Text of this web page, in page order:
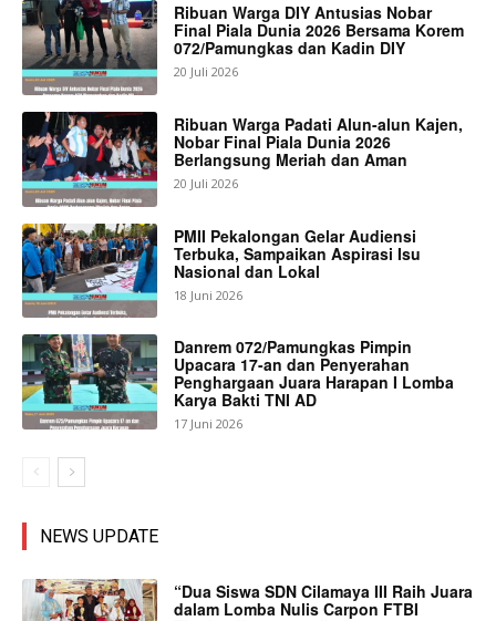
Ribuan Warga DIY Antusias Nobar
Final Piala Dunia 2026 Bersama Korem
072/Pamungkas dan Kadin DIY
20 Juli 2026
Ribuan Warga Padati Alun-alun Kajen,
Nobar Final Piala Dunia 2026
Berlangsung Meriah dan Aman
20 Juli 2026
PMII Pekalongan Gelar Audiensi
Terbuka, Sampaikan Aspirasi Isu
Nasional dan Lokal
18 Juni 2026
Danrem 072/Pamungkas Pimpin
Upacara 17-an dan Penyerahan
Penghargaan Juara Harapan I Lomba
Karya Bakti TNI AD
17 Juni 2026
NEWS UPDATE
“Dua Siswa SDN Cilamaya III Raih Juara
dalam Lomba Nulis Carpon FTBI